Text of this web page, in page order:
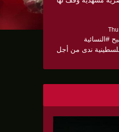
#النسائية
ندى من أجل
الكبد وتوزّع